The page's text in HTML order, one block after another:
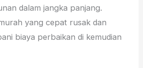
dalam jangka panjang.
yang cepat rusak dan
biaya perbaikan di kemudian